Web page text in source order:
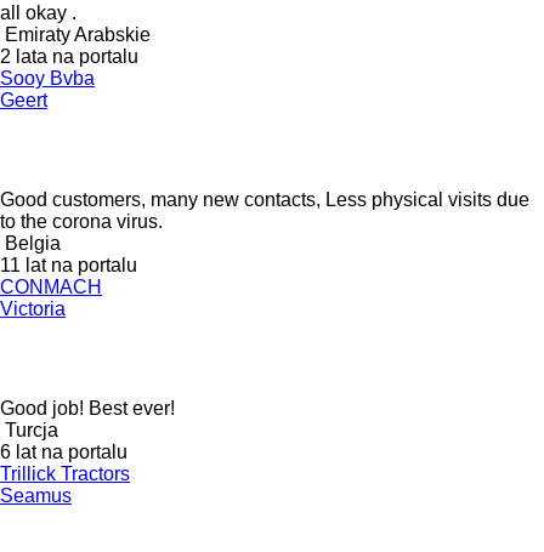
all okay .
Emiraty Arabskie
2 lata na portalu
Sooy Bvba
Geert
Good customers, many new contacts, Less physical visits due
to the corona virus.
Belgia
11 lat na portalu
CONMACH
Victoria
Good job! Best ever!
Turcja
6 lat na portalu
Trillick Tractors
Seamus